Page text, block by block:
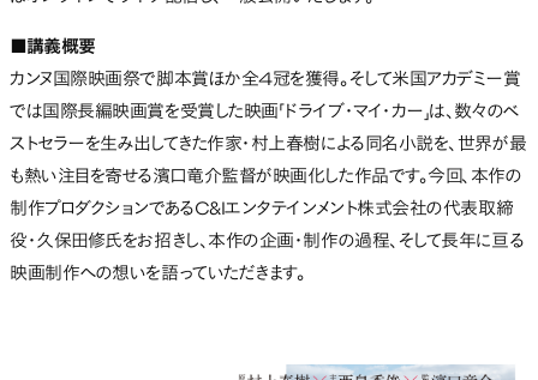
■講義概要
カンヌ国際映画祭で脚本賞ほか全4冠を獲得。そして米国アカデミー賞
では国際長編映画賞を受賞した映画「ドライブ・マイ・カー」は、数々のベ
ストセラーを生み出してきた作家・村上春樹による同名小説を、世界が最
も熱い注目を寄せる濱口竜介監督が映画化した作品です。今回、本作の
制作プロダクションであるC&Iエンタテインメント株式会社の代表取締
役・久保田修氏をお招きし、本作の企画・制作の過程、そして長年に亘る
映画制作への想いを語っていただきます。